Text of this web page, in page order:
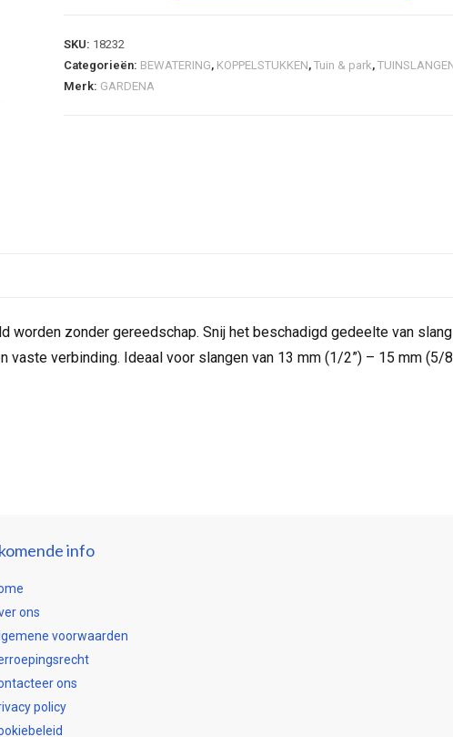
SKU: 18232
Categorieën: BEWATERING, KOPPELSTUKKEN, Tuin & park,
Merk: GARDENA
worden zonder gereedschap. Snij het beschadigd gedeelte van
vaste verbinding. Ideaal voor slangen van 13 mm (1/2”) – 15 mm (5/
info
ons
voorwaarden
ons
policy